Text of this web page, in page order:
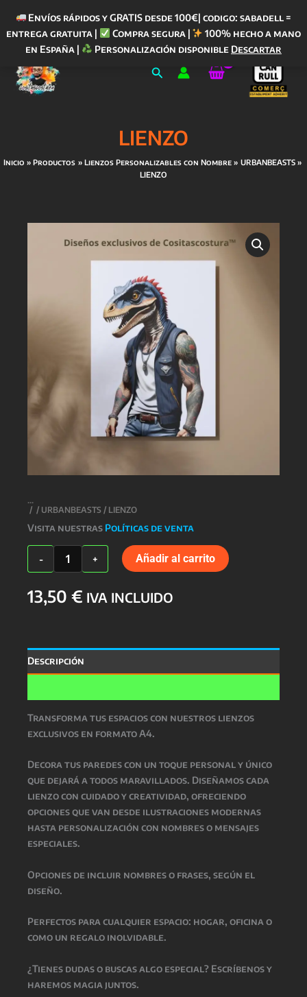
Envíos rápidos y GRATIS desde 100€| codigo: sabadell =
entrega gratuita |
Compra segura |
100% hecho a mano
en España |
Personalización disponible Descartar
contenido
Buscar
LIENZO
Inicio Productos Lienzos Personalizables con Nombre
URBANBEASTS
LIENZO
/ / URBANBEASTS / LIENZO
Visita nuestras Políticas de venta
-
LIENZO
cantidad
+ Añadir al carrito
13,50 € IVA INCLUIDO
Descripción
Transforma tus espacios con nuestros lienzos
exclusivos en formato A4.
Decora tus paredes con un toque personal y único
que dejará a todos maravillados. Diseñamos cada
lienzo con cuidado y creatividad, ofreciendo
opciones que van desde ilustraciones modernas
hasta personalización con nombres o mensajes
especiales.
Opciones de incluir nombres o frases, según el
diseño.
Perfectos para cualquier espacio: hogar, oficina o
como un regalo inolvidable.
¿Tienes dudas o buscas algo especial? Escríbenos y
haremos magia juntos.